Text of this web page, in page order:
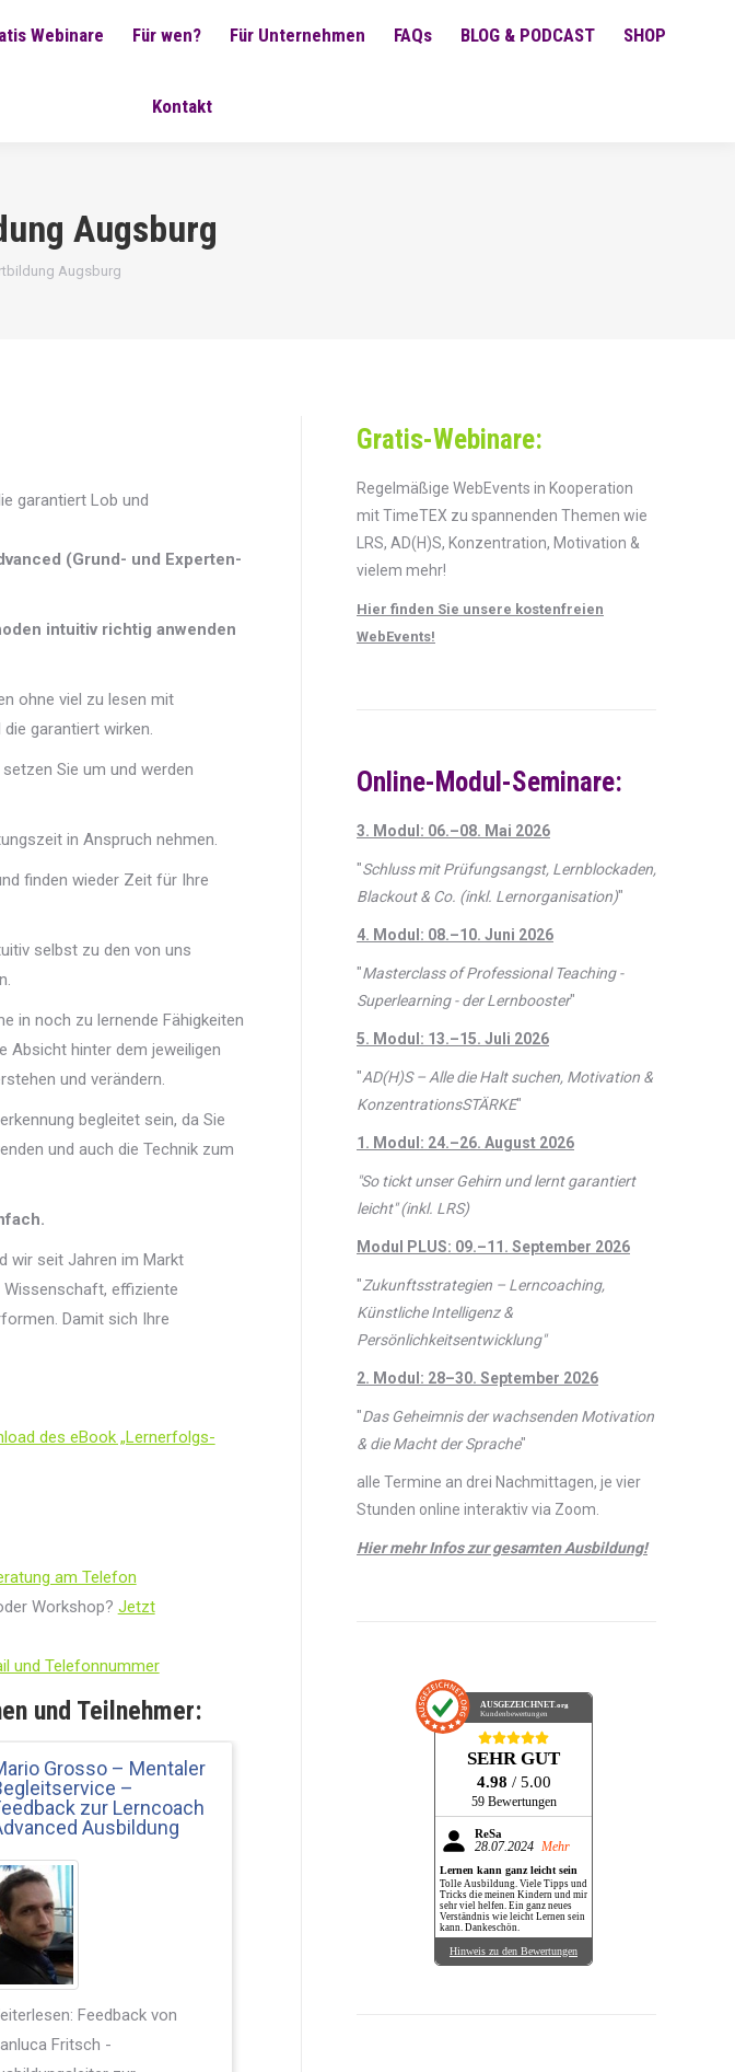
Webinare Für wen? Für Unternehmen FAQs BLOG & PODCAST SHOP
Kontakt
Augsburg
Augsburg
garantiert Lob und
(Grund- und Experten-
intuitiv richtig anwenden
ohne viel zu lesen mit
garantiert wirken.
Sie um und werden
in Anspruch nehmen.
finden wieder Zeit für Ihre
selbst zu den von uns
in noch zu lernende Fähigkeiten
Absicht hinter dem jeweiligen
und verändern.
begleitet sein, da Sie
und auch die Technik zum
wir seit Jahren im Markt
effiziente
Damit sich Ihre
des eBook „Lernerfolgs-
am Telefon
Workshop? Jetzt
und Telefonnummer
und Teilnehmer:
Grosso – Mentaler
–
zur Lerncoach
Ausbildung
Feedback von
Fritsch -
Gratis-Webinare:
Regelmäßige WebEvents in Kooperation
mit TimeTEX zu spannenden Themen wie
LRS, AD(H)S, Konzentration, Motivation &
vielem mehr!
Hier finden Sie unsere kostenfreien
WebEvents!
Online-Modul-Seminare:
3. Modul: 06.–08. Mai 2026
"Schluss mit Prüfungsangst, Lernblockaden,
Blackout & Co. (inkl. Lernorganisation)"
4. Modul: 08.–10. Juni 2026
"Masterclass of Professional Teaching -
Superlearning - der Lernbooster"
5. Modul: 13.–15. Juli 2026
"AD(H)S – Alle die Halt suchen, Motivation &
KonzentrationsSTÄRKE"
1. Modul: 24.–26. August 2026
"So tickt unser Gehirn und lernt garantiert
leicht" (inkl. LRS)
Modul PLUS: 09.–11. September 2026
"Zukunftsstrategien – Lerncoaching,
Künstliche Intelligenz &
Persönlichkeitsentwicklung"
2. Modul: 28–30. September 2026
"Das Geheimnis der wachsenden Motivation
& die Macht der Sprache"
alle Termine an drei Nachmittagen, je vier
Stunden online interaktiv via Zoom.
Hier mehr Infos zur gesamten Ausbildung!
AUSGEZEICHNET.org
Kundenbewertungen
SEHR GUT
4.98 / 5.00
59 Bewertungen
ReSa
28.07.2024 Mehr
Lernen kann ganz leicht sein
Tolle Ausbildung. Viele Tipps und
Tricks die meinen Kindern und mir
sehr viel helfen. Ein ganz neues
Verständnis wie leicht Lernen sein
kann. Dankeschön.
Hinweis zu den Bewertungen